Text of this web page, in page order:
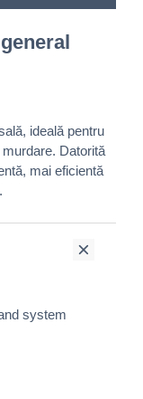
ideală pentru
Datorită
mai eficientă
system